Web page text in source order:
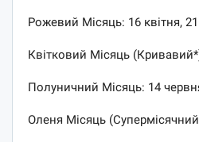
Рожевий Місяць: 16 квітня,
Квітковий Місяць
Полуничний Місяць: 14
Оленя Місяць